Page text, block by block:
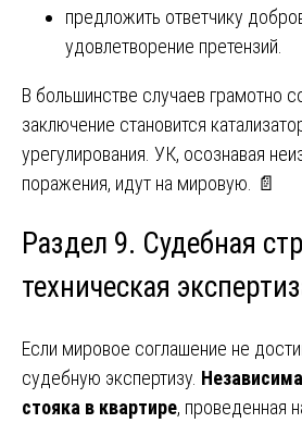
предложить ответчику
удовлетворение претензий.
В большинстве случаев грамотно
заключение становится
урегулирования. УК, осознавая
поражения, идут на мировую. 📄
Раздел 9. Судебная
техническая
Если мировое соглашение не
судебную экспертизу.
стояка в квартире, проведенная